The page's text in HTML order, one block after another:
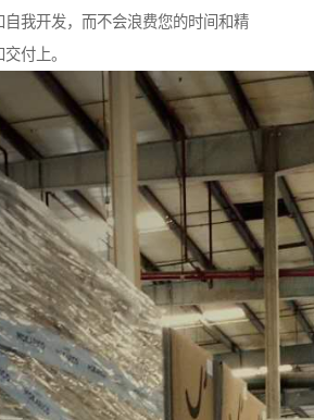
自我开发，而不会浪费您的时间和精
付上。